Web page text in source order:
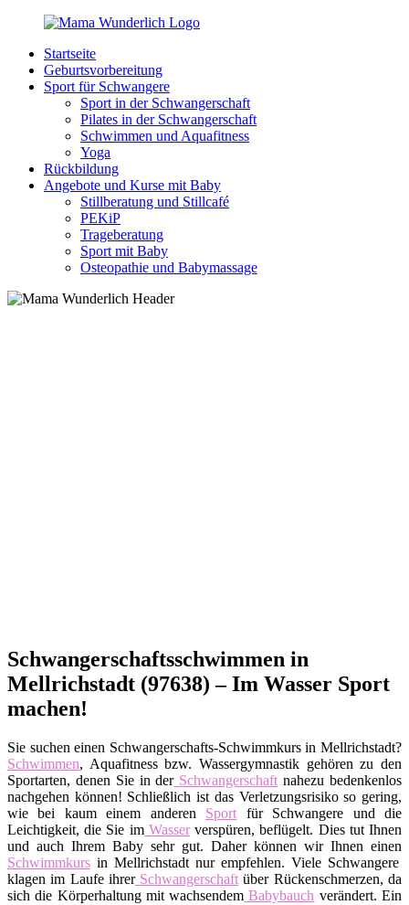
Zurück
Inhalt
MamaWunderlich.de
Mutti
sein
wunderbar!
Startseite
Geburtsvorbereitung
Sport für Schwangere
Sport in der Schwangerschaft
Pilates in der Schwangerschaft
Schwimmen und Aquafitness
Yoga
Rückbildung
Angebote und Kurse mit Baby
Stillberatung und Stillcafé
PEKiP
Trageberatung
Sport mit Baby
Osteopathie und Babymassage
Schwangerschaftsschwimmen in
Mellrichstadt (97638) – Im Wasser Sport
machen!
Sie suchen einen Schwangerschafts-Schwimmkurs in Mellrichstadt?
Schwimmen, Aquafitness bzw. Wassergymnastik gehören zu den
Sportarten, denen Sie in derSchwangerschaft nahezu bedenkenlos
nachgehen können! Schließlich ist das Verletzungsrisiko so gering,
wie bei kaum einem anderen Sport für Schwangere und die
Leichtigkeit, die Sie imWasserverspüren, beflügelt. Dies tut Ihnen
und auch Ihrem Baby sehr gut. Daher können wir Ihnen einen
Schwimmkurs in Mellrichstadt nur empfehlen. Viele Schwangere
klagen im Laufe ihrerSchwangerschaft über Rückenschmerzen, da
sich die Körperhaltung mit wachsendem Babybauch verändert. Ein